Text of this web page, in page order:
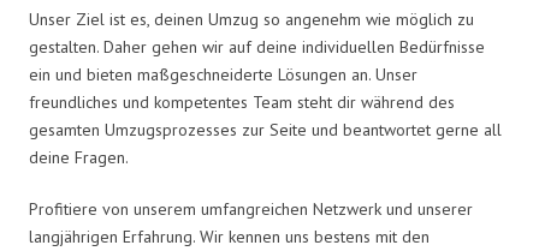
Unser Ziel ist es, deinen Umzug so angenehm wie möglich zu
gestalten. Daher gehen wir auf deine individuellen Bedürfnisse
ein und bieten maßgeschneiderte Lösungen an. Unser
freundliches und kompetentes Team steht dir während des
gesamten Umzugsprozesses zur Seite und beantwortet gerne all
deine Fragen.
Profitiere von unserem umfangreichen Netzwerk und unserer
langjährigen Erfahrung. Wir kennen uns bestens mit den